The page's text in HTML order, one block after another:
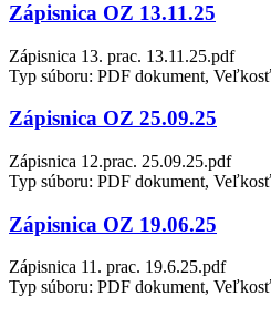
Zápisnica OZ 13.11.25
Zápisnica 13. prac. 13.11.25.pdf
Typ súboru: PDF dokument,
Zápisnica OZ 25.09.25
Zápisnica 12.prac. 25.09.25.pdf
Typ súboru: PDF dokument,
Zápisnica OZ 19.06.25
Zápisnica 11. prac. 19.6.25.pdf
Typ súboru: PDF dokument,